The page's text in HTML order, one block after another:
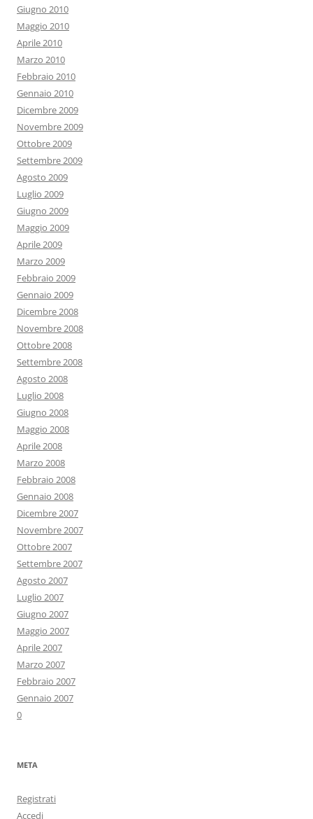
Giugno 2010
Maggio 2010
Aprile 2010
Marzo 2010
Febbraio 2010
Gennaio 2010
Dicembre 2009
Novembre 2009
Ottobre 2009
Settembre 2009
Agosto 2009
Luglio 2009
Giugno 2009
Maggio 2009
Aprile 2009
Marzo 2009
Febbraio 2009
Gennaio 2009
Dicembre 2008
Novembre 2008
Ottobre 2008
Settembre 2008
Agosto 2008
Luglio 2008
Giugno 2008
Maggio 2008
Aprile 2008
Marzo 2008
Febbraio 2008
Gennaio 2008
Dicembre 2007
Novembre 2007
Ottobre 2007
Settembre 2007
Agosto 2007
Luglio 2007
Giugno 2007
Maggio 2007
Aprile 2007
Marzo 2007
Febbraio 2007
Gennaio 2007
0
META
Registrati
Accedi